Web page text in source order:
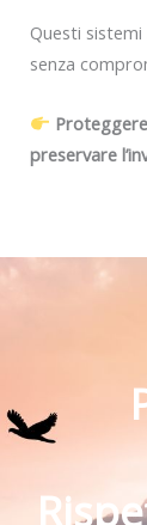
Questi
senza
preservare